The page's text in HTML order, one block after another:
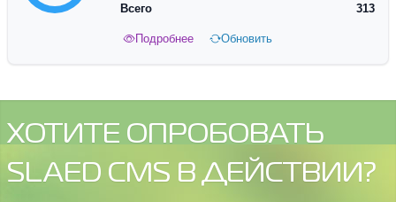
Всего
313
Подробнее Обновить
ХОТИТЕ ОПРОБОВАТЬ
SLAED CMS В ДЕЙСТВИИ?